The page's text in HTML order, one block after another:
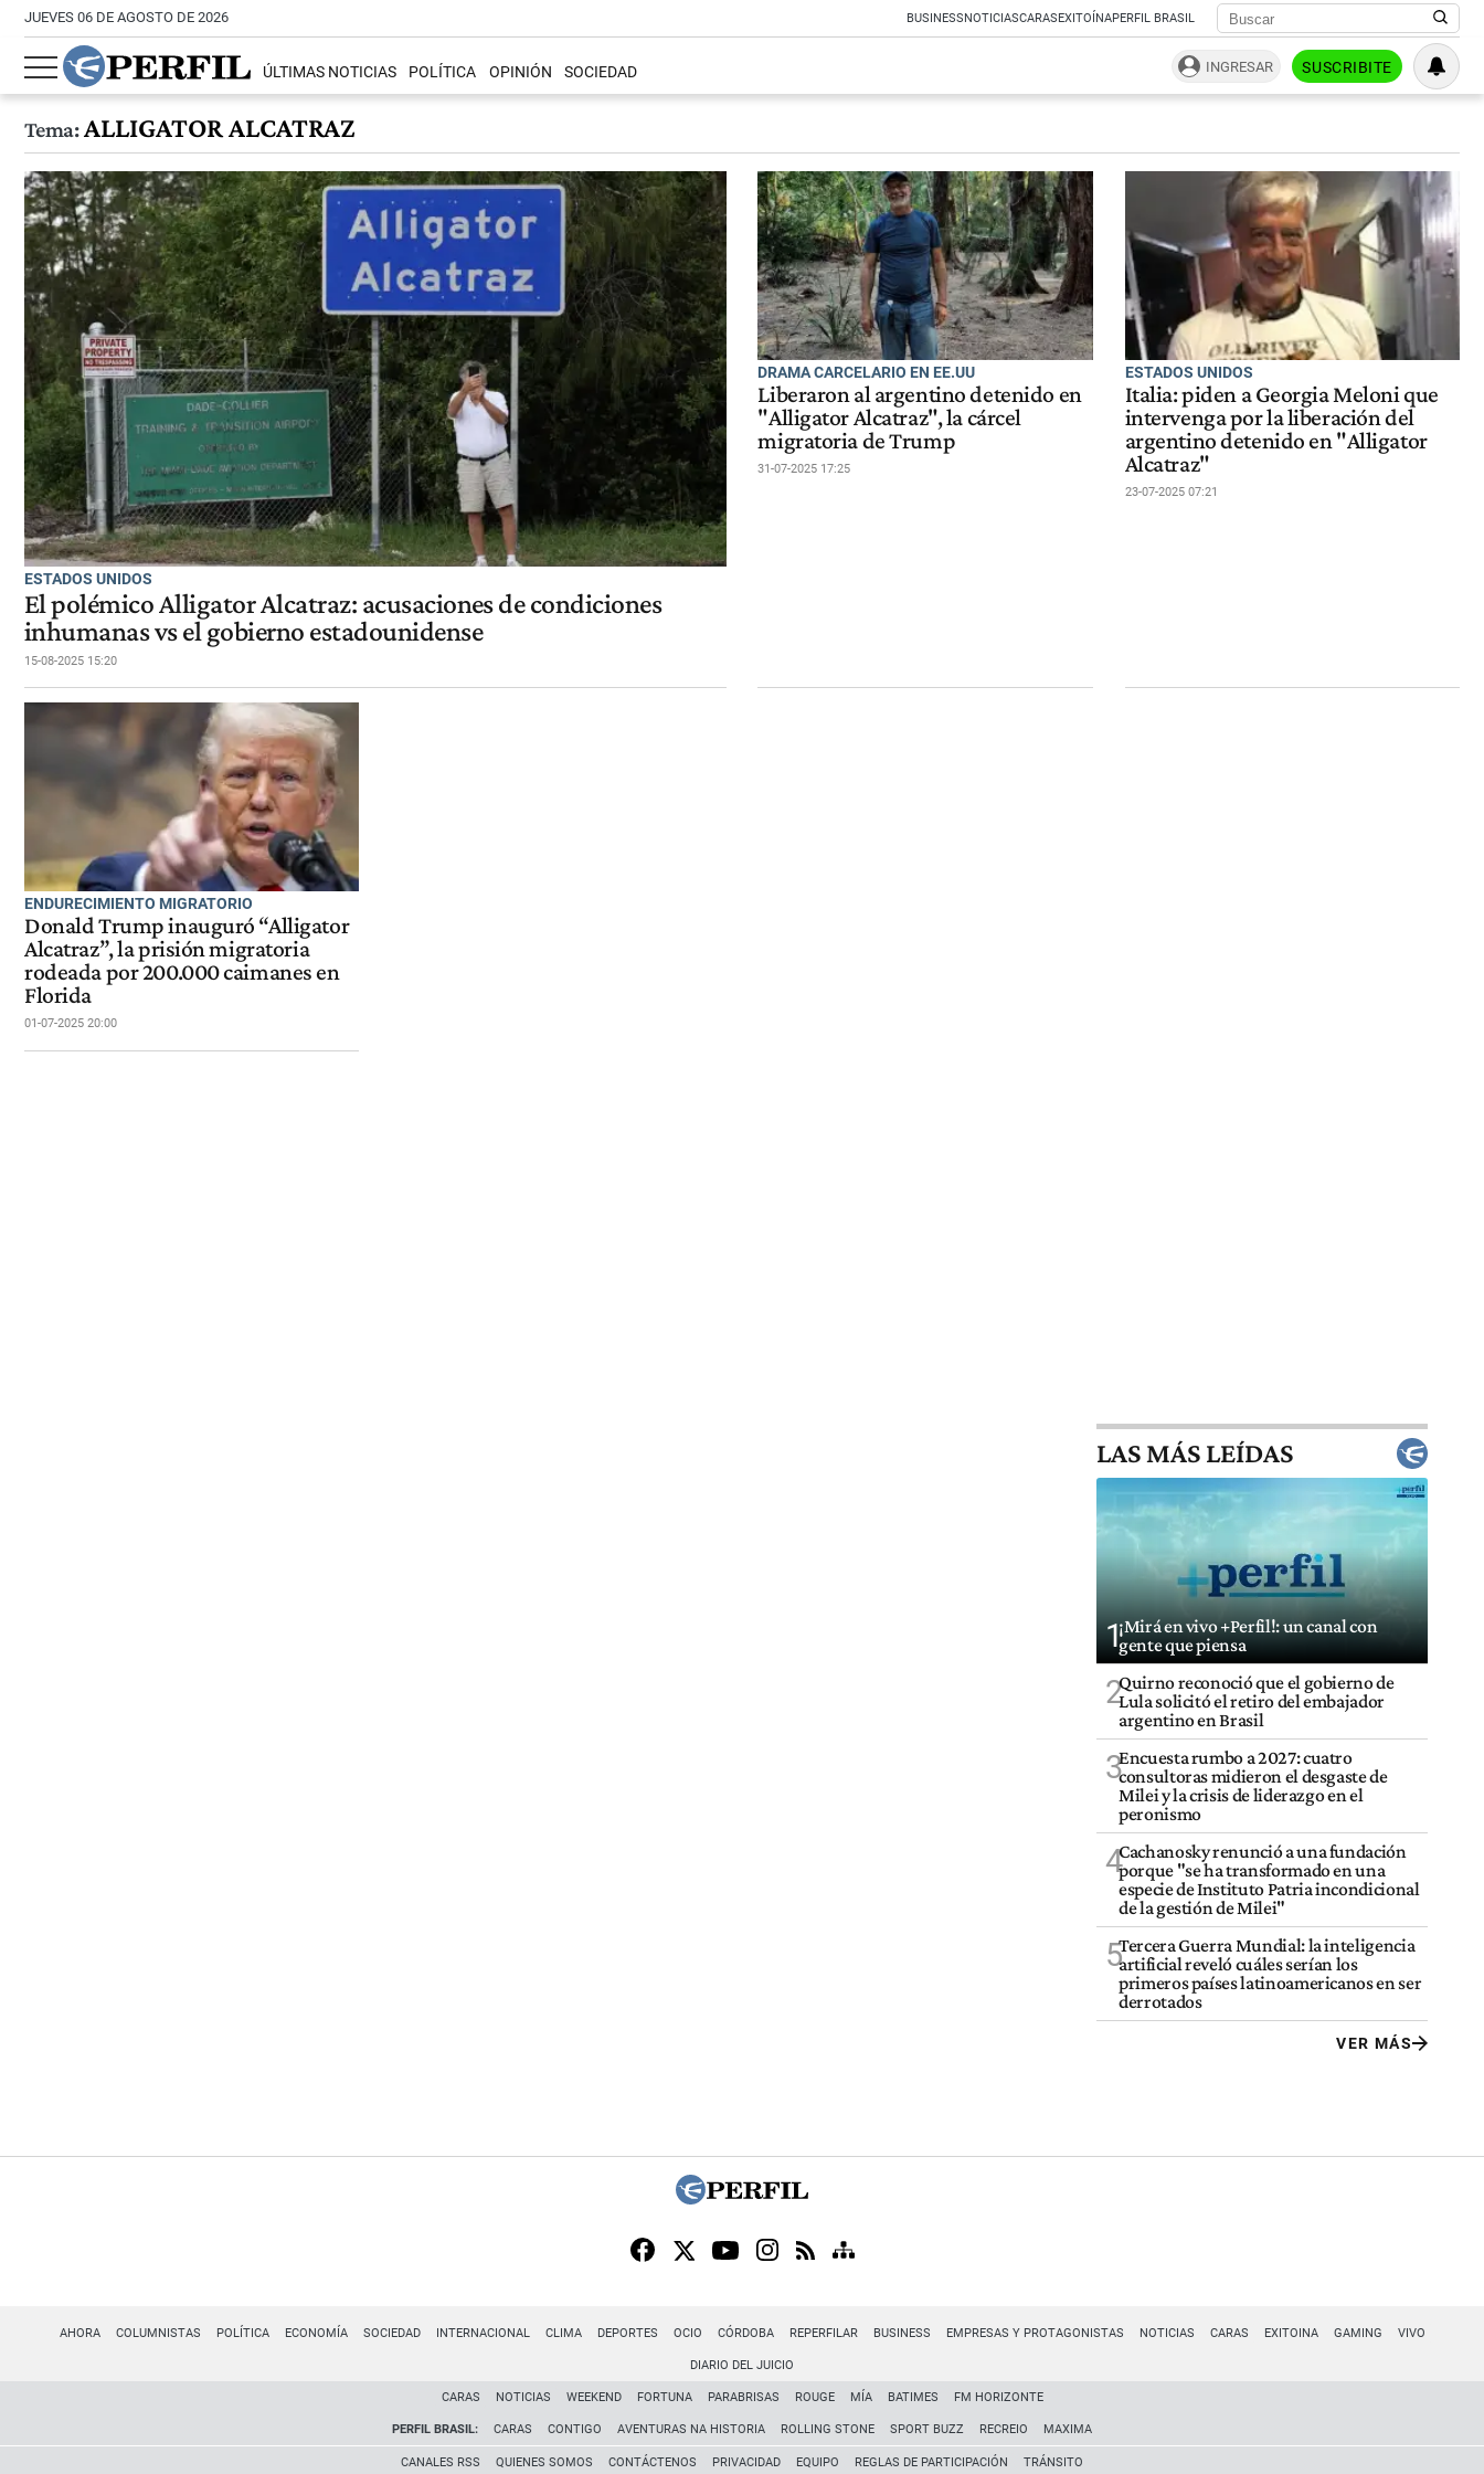
JUEVES 06 DE AGOSTO DE 2026 BUSINESSNOTICIASCARASEXITOÍNAPERFIL BRASIL
ÚLTIMAS NOTICIAS POLÍTICA OPINIÓN SOCIEDAD INGRESAR SUSCRIBITE
Tema:ALLIGATOR ALCATRAZ
ESTADOS UNIDOS
El polémico Alligator Alcatraz: acusaciones de condiciones
inhumanas vs el gobierno estadounidense
15-08-2025 15:20
DRAMA CARCELARIO EN EE.UU
Liberaron al argentino detenido en
"Alligator Alcatraz", la cárcel
migratoria de Trump
31-07-2025 17:25
ESTADOS UNIDOS
Italia: piden a Georgia Meloni que
intervenga por la liberación del
argentino detenido en "Alligator
Alcatraz"
23-07-2025 07:21
ENDURECIMIENTO MIGRATORIO
Donald Trump inauguró “Alligator
Alcatraz”, la prisión migratoria
rodeada por 200.000 caimanes en
Florida
01-07-2025 20:00
LAS MÁS LEÍDAS
1¡Mirá en vivo +Perfil!: un canal con
gente que piensa
2Quirno reconoció que el gobierno de
Lula solicitó el retiro del embajador
argentino en Brasil
3Encuesta rumbo a 2027: cuatro
consultoras midieron el desgaste de
Milei y la crisis de liderazgo en el
peronismo
4Cachanosky renunció a una fundación
porque "se ha transformado en una
especie de Instituto Patria incondicional
de la gestión de Milei"
5Tercera Guerra Mundial: la inteligencia
artificial reveló cuáles serían los
primeros países latinoamericanos en ser
derrotados
VER MÁS
AHORA COLUMNISTAS POLÍTICA ECONOMÍA SOCIEDAD INTERNACIONAL CLIMA DEPORTES OCIO CÓRDOBA REPERFILAR BUSINESS EMPRESAS Y PROTAGONISTAS NOTICIAS CARAS EXITOINA GAMING VIVO
DIARIO DEL JUICIO
CARAS NOTICIAS WEEKEND FORTUNA PARABRISAS ROUGE MÍA BATIMES FM HORIZONTE
PERFIL BRASIL: CARAS CONTIGO AVENTURAS NA HISTORIA ROLLING STONE SPORT BUZZ RECREIO MAXIMA
CANALES RSS QUIENES SOMOS CONTÁCTENOS PRIVACIDAD EQUIPO REGLAS DE PARTICIPACIÓN TRÁNSITO